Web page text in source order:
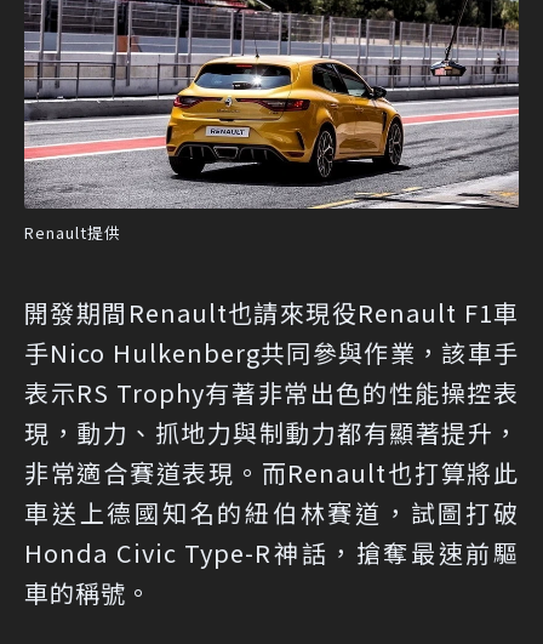
Renault提供
開發期間Renault也請來現役Renault F1車
手Nico Hulkenberg共同參與作業，該車手
表示RS Trophy有著非常出色的性能操控表
現，動力、抓地力與制動力都有顯著提升，
非常適合賽道表現。而Renault也打算將此
車送上德國知名的紐伯林賽道，試圖打破
Honda Civic Type-R神話，搶奪最速前驅
車的稱號。